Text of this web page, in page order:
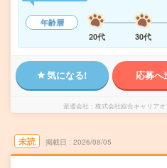
年齢層
20代
30代
気になる! 応募へ
派遣会社 株式会社綜合キャリア
未読 掲載日 2026/08/05